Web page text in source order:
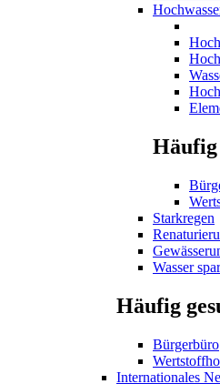
Häufig
Starkregen
Wasser
Häufig
Bürgerbüro
Internationales